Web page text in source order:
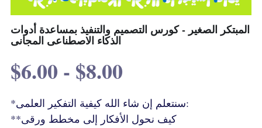
Online Lectures Courses
E-Learning-Ar
E-Learning-En
[MTF]
Car-Design
YouTube
Privacy Policy
YouTube
المبتكر الصغير - كورس التصميم والتنفيذ بمساعدة أدوات
الذكاء الاصطناعى المجانى
$6.00 - $8.00
*سنتعلم إن شاء الله كيفية التفكير العلمى:
**كيف نحول الأفكار إلى مخطط ورقى